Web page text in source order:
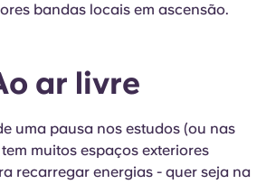
bandas locais em ascensão.
ar livre
uma pausa nos estudos (ou nas
muitos espaços exteriores
recarregar energias - quer seja na